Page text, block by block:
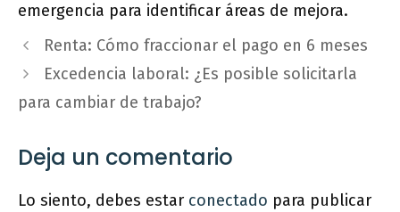
emergencia para identificar áreas de mejora.
Renta: Cómo fraccionar el pago en 6 meses
Excedencia laboral: ¿Es posible solicitarla
para cambiar de trabajo?
Deja un comentario
Lo siento, debes estar conectado para publicar